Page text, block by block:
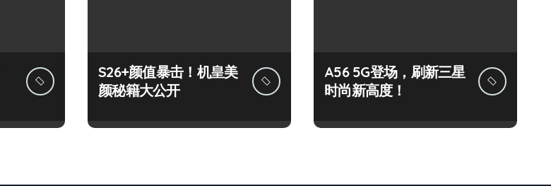
S26+颜值暴击！机皇美
颜秘籍大公开
A56 5G登场，刷新三星
时尚新高度！